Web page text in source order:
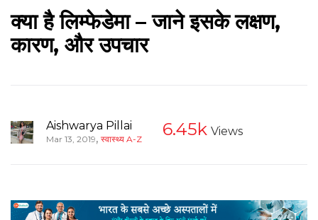
क्या है लिम्फेडेमा – जाने इसके लक्षण,
कारण, और उपचार
Aishwarya Pillai
Mar 13, 2019, स्वास्थ्य A-Z 6.45k Views